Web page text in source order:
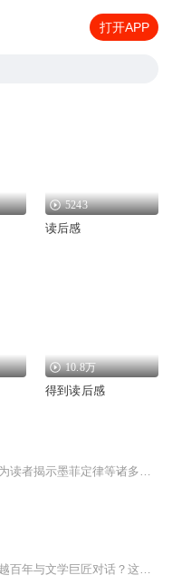
打开APP
5243
读后感
10.8万
得到读后感